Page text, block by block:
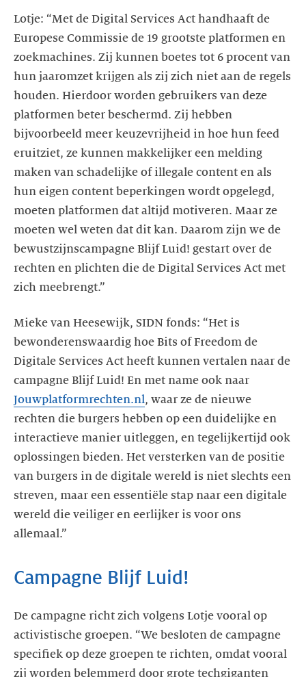
Lotje: “Met de Digital Services Act handhaaft de
Europese Commissie de 19 grootste platformen en
zoekmachines. Zij kunnen boetes tot 6 procent van
hun jaaromzet krijgen als zij zich niet aan de regels
houden. Hierdoor worden gebruikers van deze
platformen beter beschermd. Zij hebben
bijvoorbeeld meer keuzevrijheid in hoe hun feed
eruitziet, ze kunnen makkelijker een melding
maken van schadelijke of illegale content en als
hun eigen content beperkingen wordt opgelegd,
moeten platformen dat altijd motiveren. Maar ze
moeten wel weten dat dit kan. Daarom zijn we de
bewustzijnscampagne Blijf Luid! gestart over de
rechten en plichten die de Digital Services Act met
zich meebrengt.”
Mieke van Heesewijk, SIDN fonds: “Het is
bewonderenswaardig hoe Bits of Freedom de
Digitale Services Act heeft kunnen vertalen naar de
campagne Blijf Luid! En met name ook naar
Jouwplatformrechten.nl, waar ze de nieuwe
rechten die burgers hebben op een duidelijke en
interactieve manier uitleggen, en tegelijkertijd ook
oplossingen bieden. Het versterken van de positie
van burgers in de digitale wereld is niet slechts een
streven, maar een essentiële stap naar een digitale
wereld die veiliger en eerlijker is voor ons
allemaal.”
Campagne Blijf Luid!
De campagne richt zich volgens Lotje vooral op
activistische groepen. “We besloten de campagne
specifiek op deze groepen te richten, omdat vooral
zij worden belemmerd door grote techgiganten